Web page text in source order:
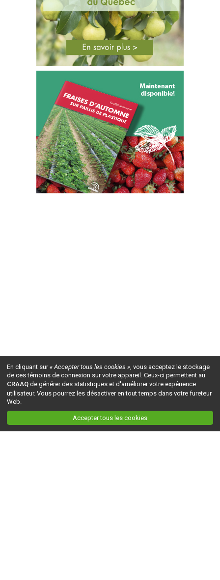
En cliquant sur« Accepter tous les cookies », vous acceptez le stockage
de ces témoins de connexion sur votre appareil. Ceux-ci permettent au
CRAAQ de générer des statistiques et d'améliorer votre expérience
utilisateur. Vous pourrez les désactiver en tout temps dans votre fureteur
Web.
Accepter tous les cookies